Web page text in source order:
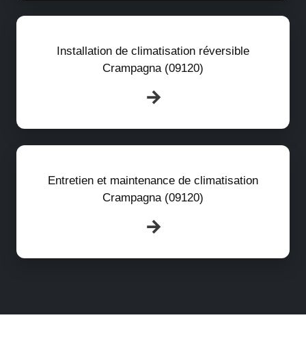
Installation de climatisation réversible
Crampagna (09120)
Entretien et maintenance de climatisation
Crampagna (09120)